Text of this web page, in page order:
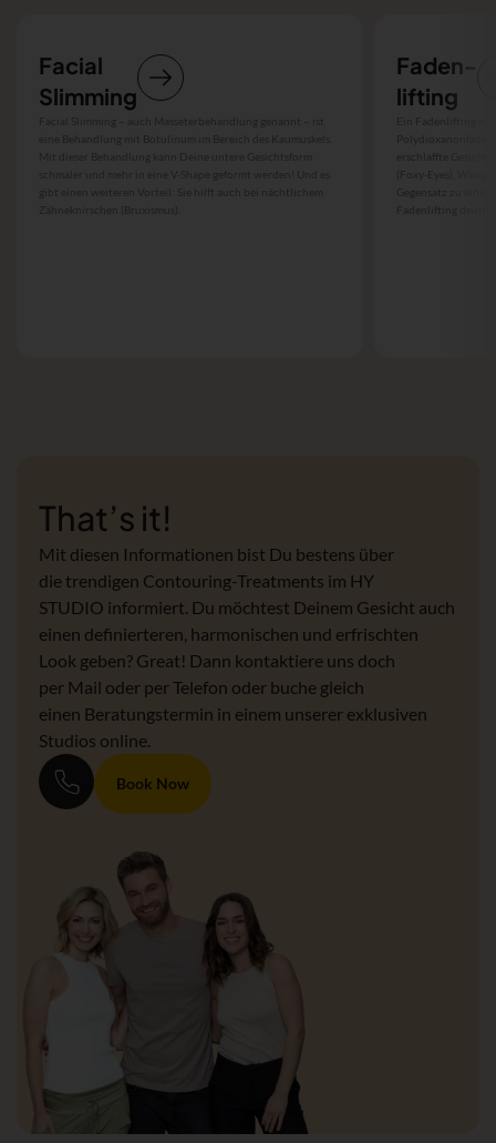
Facial
Slimming
Facial Slimming – auch Masseterbehandlung genannt – ist
eine Behandlung mit Botulinum im Bereich des Kaumuskels.
Mit dieser Behandlung kann Deine untere Gesichtsform
schmaler und mehr in eine V-Shape geformt werden! Und es
gibt einen weiteren Vorteil: Sie hilft auch bei nächtlichem
Zähneknirschen (Bruxismus).
Faden-
lifting
erschlaffte
(Foxy-Eyes),
Gegensatz zu
Fadenlifting
That’s it!
Mit diesen Informationen bist Du bestens über
die trendigen Contouring-Treatments im HY
STUDIO informiert. Du möchtest Deinem Gesicht auch
einen definierteren, harmonischen und erfrischten
Look geben? Great! Dann kontaktiere uns doch
per Mail oder per Telefon oder buche gleich
einen Beratungstermin in einem unserer exklusiven
Studios online.
Book Now